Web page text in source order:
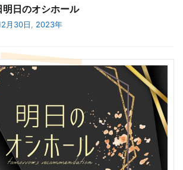
日のオシホール
月30日 2023年